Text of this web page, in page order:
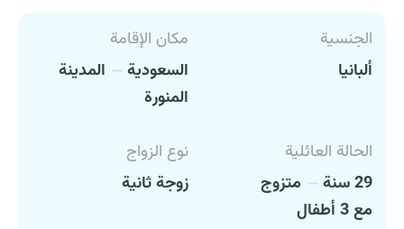
الجنسية
ألبانيا
مكان الإقامة
السعودية
المدينة
المنورة
الحالة العائلية
29 سنة
متزوج
مع 3 أطفال
نوع الزواج
زوجة ثانية